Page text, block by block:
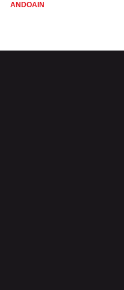
ANDOAIN